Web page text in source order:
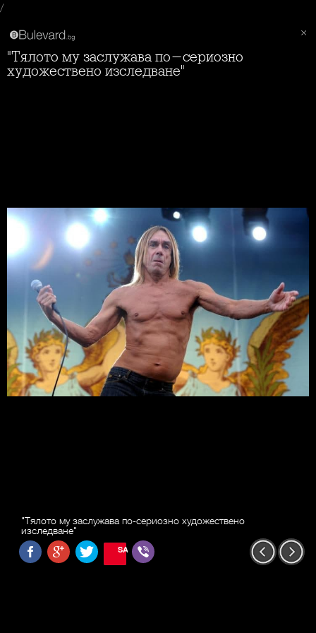
/
"Тялото му заслужава по-сериозно
художествено изследване"
"Тялото му заслужава по-сериозно художествено
изследване"
SAVE